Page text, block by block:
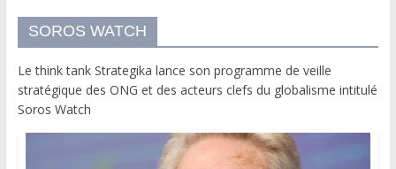
SOROS WATCH
Le think tank Strategika lance son programme de veille
stratégique des ONG et des acteurs clefs du globalisme intitulé
Soros Watch